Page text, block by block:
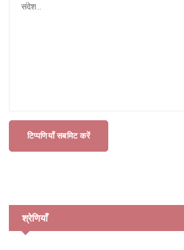
टिप्पणियाँ सबमिट करें
श्रेणियाँ